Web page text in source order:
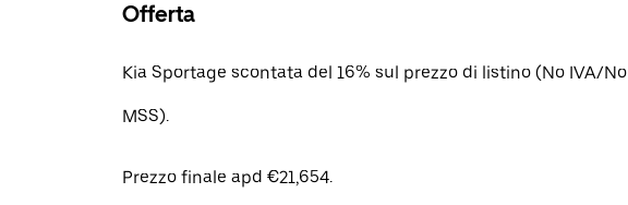
Offerta
Kia Sportage scontata del 16% sul prezzo di listino (No IVA/No
MSS).
Prezzo finale apd €21,654.